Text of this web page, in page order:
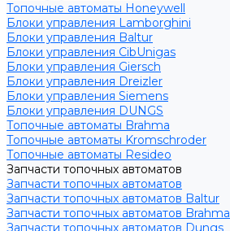
Топочные автоматы Honeywell
Блоки управления Lamborghini
Блоки управления Baltur
Блоки управления CibUnigas
Блоки управления Giersch
Блоки управления Dreizler
Блоки управления Siemens
Блоки управления DUNGS
Топочные автоматы Brahma
Топочные автоматы Kromschroder
Топочные автоматы Resideo
Запчасти топочных автоматов
Запчасти топочных автоматов
Запчасти топочных автоматов Baltur
Запчасти топочных автоматов Brahma
Запчасти топочных автоматов Dungs